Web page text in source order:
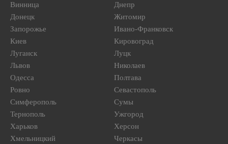
Винница
Днепр
Донецк
Житомир
Запорожье
Ивано-Франковск
Киев
Кировоград
Луганск
Луцк
Львов
Николаев
Одесса
Полтава
Ровно
Севастополь
Симферополь
Сумы
Тернополь
Ужгород
Харьков
Херсон
Хмельницкий
Черкасы